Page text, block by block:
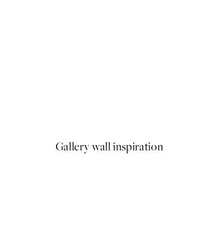
Gallery wall inspiration